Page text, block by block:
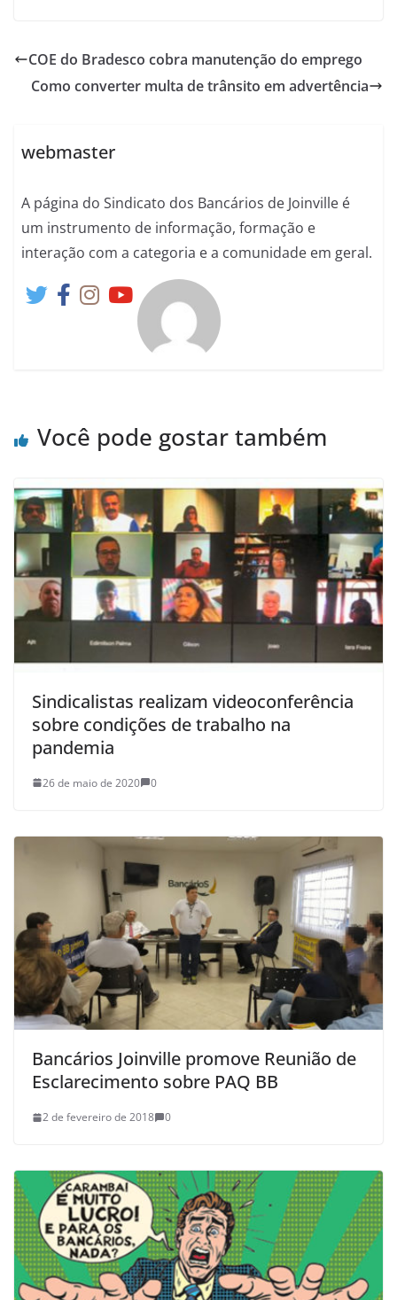
COE do Bradesco cobra manutenção do emprego
Como converter multa de trânsito em advertência
webmaster
A página do Sindicato dos Bancários de Joinville é
um instrumento de informação, formação e
interação com a categoria e a comunidade em geral.
Você pode gostar também
Sindicalistas realizam videoconferência
sobre condições de trabalho na
pandemia
26 de maio de 2020 0
Bancários Joinville promove Reunião de
Esclarecimento sobre PAQ BB
2 de fevereiro de 2018 0